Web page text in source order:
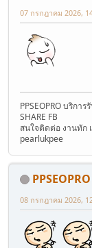
07 กรกฎาคม 2026,
PPSEOPRO บริกา
SHARE FB
สนใจติดต่อ งานทัก
pearlukpee
PPSEOPRO
08 กรกฎาคม 2026,